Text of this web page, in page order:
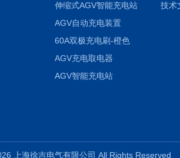
伸缩式AGV智能充电站
AGV自动充电装置
60A双极充电刷-橙色
AGV充电取电器
AGV智能充电站
技术
上海徐吉电气有限公司 All Rights